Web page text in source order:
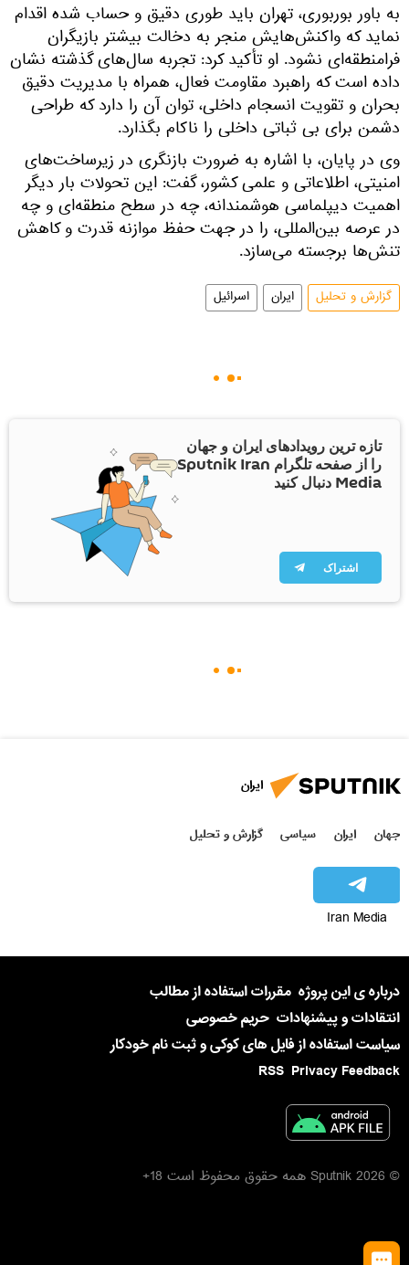
به باور بوربوری، تهران باید طوری دقیق و حساب شده اقدام
نماید که واکنش‌هایش منجر به دخالت بیشتر بازیگران
فرامنطقه‌ای نشود. او تأکید کرد: تجربه سال‌های گذشته نشان
داده است که راهبرد مقاومت فعال، همراه با مدیریت دقیق
بحران و تقویت انسجام داخلی، توان آن را دارد که طراحی
دشمن برای بی ثباتی داخلی را ناکام بگذارد.
وی در پایان، با اشاره به ضرورت بازنگری در زیرساخت‌های
امنیتی، اطلاعاتی و علمی کشور، گفت: این تحولات بار دیگر
اهمیت دیپلماسی هوشمندانه، چه در سطح منطقه‌ای و چه
در عرصه بین‌المللی، را در جهت حفظ موازنه قدرت و کاهش
تنش‌ها برجسته می‌سازد.
گزارش و تحلیل ایران اسرائیل
تازه ترین رویدادهای ایران و جهان
را از صفحه تلگرام Sputnik Iran
Media دنبال کنید
اشتراک
ایران
جهان ایران سیاسی گزارش و تحلیل
Iran Media
درباره ی این پروژه مقررات استفاده از مطالب
انتقادات و پیشنهادات حریم خصوصی
سیاست استفاده از فایل های کوکی و ثبت نام خودکار
Privacy Feedback
RSS
© 2026 Sputnik همه حقوق محفوظ است 18+